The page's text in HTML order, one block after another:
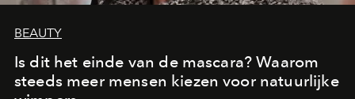
BEAUTY
Is dit het einde van de mascara? Waarom
steeds meer mensen kiezen voor natuurlijke